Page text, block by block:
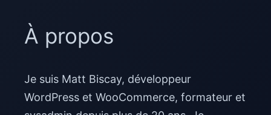
À propos
Je suis Matt Biscay, développeur
WordPress et WooCommerce, formateur et